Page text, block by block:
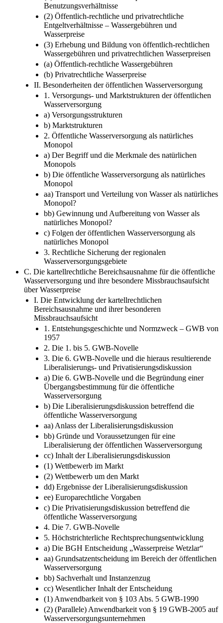
Benutzungsverhältnisse
(2) Öffentlich-rechtliche und privatrechtliche
Entgeltverhältnisse – Wassergebühren und
Wasserpreise
(3) Erhebung und Bildung von öffentlich-rechtlichen
Wassergebühren und privatrechtlichen Wasserpreisen
(a) Öffentlich-rechtliche Wassergebühren
(b) Privatrechtliche Wasserpreise
II. Besonderheiten der öffentlichen Wasserversorgung
1. Versorgungs- und Marktstrukturen der öffentlichen
Wasserversorgung
a) Versorgungsstrukturen
b) Marktstrukturen
2. Öffentliche Wasserversorgung als natürliches
Monopol
a) Der Begriff und die Merkmale des natürlichen
Monopols
b) Die öffentliche Wasserversorgung als natürliches
Monopol
aa) Transport und Verteilung von Wasser als natürliches
Monopol?
bb) Gewinnung und Aufbereitung von Wasser als
natürliches Monopol?
c) Folgen der öffentlichen Wasserversorgung als
natürliches Monopol
3. Rechtliche Sicherung der regionalen
Wasserversorgungsgebiete
C. Die kartellrechtliche Bereichsausnahme für die öffentliche
Wasserversorgung und ihre besondere Missbrauchsaufsicht
über Wasserpreise
I. Die Entwicklung der kartellrechtlichen
Bereichsausnahme und ihrer besonderen
Missbrauchsaufsicht
1. Entstehungsgeschichte und Normzweck – GWB von
1957
2. Die 1. bis 5. GWB-Novelle
3. Die 6. GWB-Novelle und die hieraus resultierende
Liberalisierungs- und Privatisierungsdiskussion
a) Die 6. GWB-Novelle und die Begründung einer
Übergangsbestimmung für die öffentliche
Wasserversorgung
b) Die Liberalisierungsdiskussion betreffend die
öffentliche Wasserversorgung
aa) Anlass der Liberalisierungsdiskussion
bb) Gründe und Voraussetzungen für eine
Liberalisierung der öffentlichen Wasserversorgung
cc) Inhalt der Liberalisierungsdiskussion
(1) Wettbewerb im Markt
(2) Wettbewerb um den Markt
dd) Ergebnisse der Liberalisierungsdiskussion
ee) Europarechtliche Vorgaben
c) Die Privatisierungsdiskussion betreffend die
öffentliche Wasserversorgung
4. Die 7. GWB-Novelle
5. Höchstrichterliche Rechtsprechungsentwicklung
a) Die BGH Entscheidung „Wasserpreise Wetzlar“
aa) Grundsatzentscheidung im Bereich der öffentlichen
Wasserversorgung
bb) Sachverhalt und Instanzenzug
cc) Wesentlicher Inhalt der Entscheidung
(1) Anwendbarkeit von § 103 Abs. 5 GWB-1990
(2) (Parallele) Anwendbarkeit von § 19 GWB-2005 auf
Wasserversorgungsunternehmen